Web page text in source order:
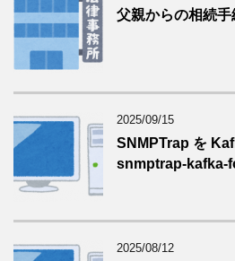
父親からの相続
2025/09/15
SNMPTrap を
snmptrap-kafka-
2025/08/12